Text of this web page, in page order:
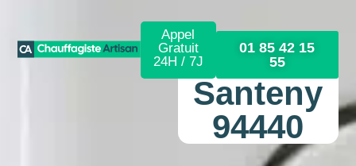
Appel
Gratuit
24H / 7J
01 85 42 15
55
Santeny
94440